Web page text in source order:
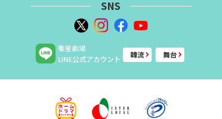
SNS
衛星劇場
LINE公式アカウント
韓流 舞台